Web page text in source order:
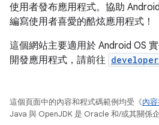
使用者發布應用程式。協助
編寫使用者喜愛的酷炫應用程式！
這個網站主要適用於 Android OS
開發應用程式，請前往
這個頁面中的內容和程式碼範例均受《內
Java 與 OpenJDK 是 Oracle 和/或其關係